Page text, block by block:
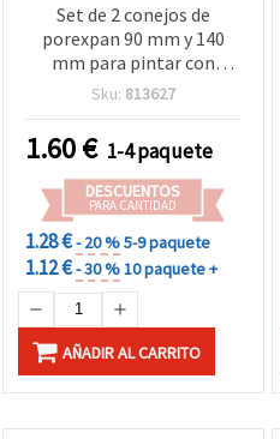
Set de 2 conejos de
porexpan 90 mm y 140
mm para pintar con
pinturas y pincel para
Sku: 813627
1.60€ 1-4 paquete
DESCUENTOS
PARA CANTIDAD
1.28 €- 20 %5-9 paquete
1.12 €- 30 %10 paquete +
AÑADIR AL CARRITO